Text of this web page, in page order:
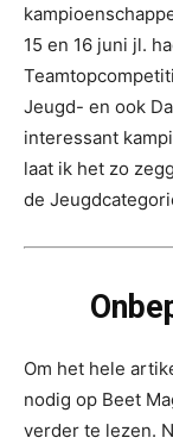
15 en 16 juni jl.
Jeugd- en ook
interessant
laat ik het zo
de
Om het hele
nodig op Beet
verder te lezen.